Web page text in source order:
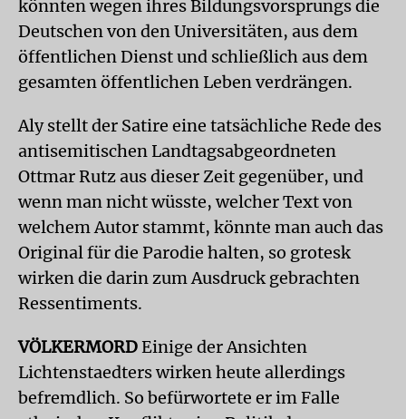
könnten wegen ihres Bildungsvorsprungs die
Deutschen von den Universitäten, aus dem
öffentlichen Dienst und schließlich aus dem
gesamten öffentlichen Leben verdrängen.
Aly stellt der Satire eine tatsächliche Rede des
antisemitischen Landtagsabgeordneten
Ottmar Rutz aus dieser Zeit gegenüber, und
wenn man nicht wüsste, welcher Text von
welchem Autor stammt, könnte man auch das
Original für die Parodie halten, so grotesk
wirken die darin zum Ausdruck gebrachten
Ressentiments.
VÖLKERMORDEinige der Ansichten
Lichtenstaedters wirken heute allerdings
befremdlich. So befürwortete er im Falle